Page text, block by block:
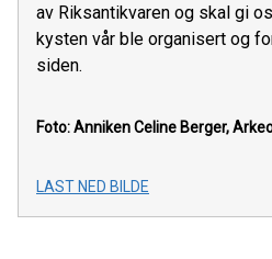
av Riksantikvaren og skal gi
kysten vår ble organisert og
siden.
Foto: Anniken Celine Berger,
LAST NED BILDE